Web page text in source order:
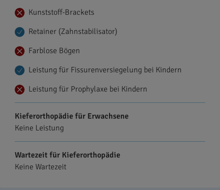
Kunststoff-Brackets
Retainer (Zahnstabilisator)
Farblose Bögen
Leistung für Fissurenversiegelung bei Kindern
Leistung für Prophylaxe bei Kindern
Kieferorthopädie für Erwachsene
Keine Leistung
Wartezeit für Kieferorthopädie
Keine Wartezeit